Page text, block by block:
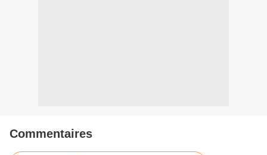
Commentaires